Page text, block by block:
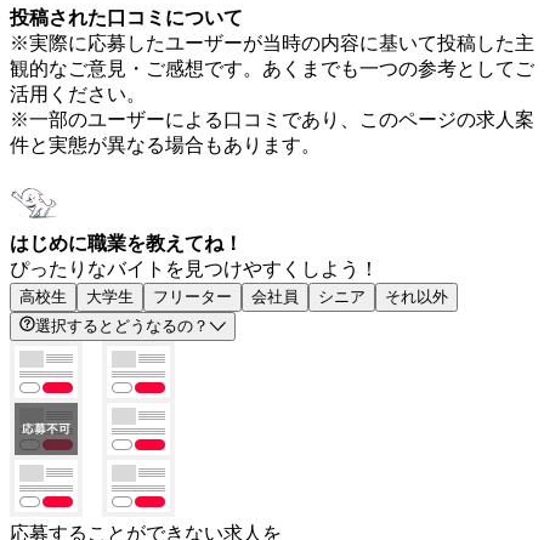
投稿された口コミについて
※実際に応募したユーザーが当時の内容に基いて投稿した主
観的なご意見・ご感想です。あくまでも一つの参考としてご
活用ください。
※一部のユーザーによる口コミであり、このページの求人案
件と実態が異なる場合もあります。
はじめに職業を教えてね！
ぴったりなバイトを見つけやすくしよう！
高校生 大学生 フリーター 会社員 シニア
それ以外
選択するとどうなるの？
応募することができない求人を